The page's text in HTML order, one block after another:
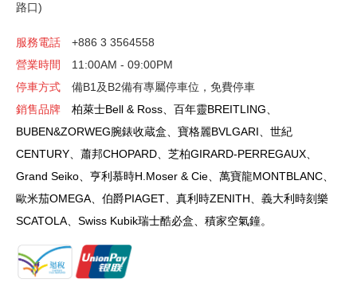
路口)
服務電話 +886 3 3564558
營業時間 11:00AM - 09:00PM
停車方式 備B1及B2備有專屬停車位，免費停車
銷售品牌
柏萊士Bell & Ross 、百年靈BREITLING
BUBEN&ZORWEG腕錶收蔵盒、寶格麗BVLGARI 、世紀
CENTURY 、蕭邦CHOPARD 、芝柏GIRARD-PERREGAUX
Grand Seiko 、亨利慕時H.Moser & Cie 、萬寶龍MONTBLANC
歐米茄OMEGA 、伯爵PIAGET 、真利時ZENITH 、義大利時刻樂
SCATOLA
Swiss Kubik瑞士酷必盒、積家空氣鐘。